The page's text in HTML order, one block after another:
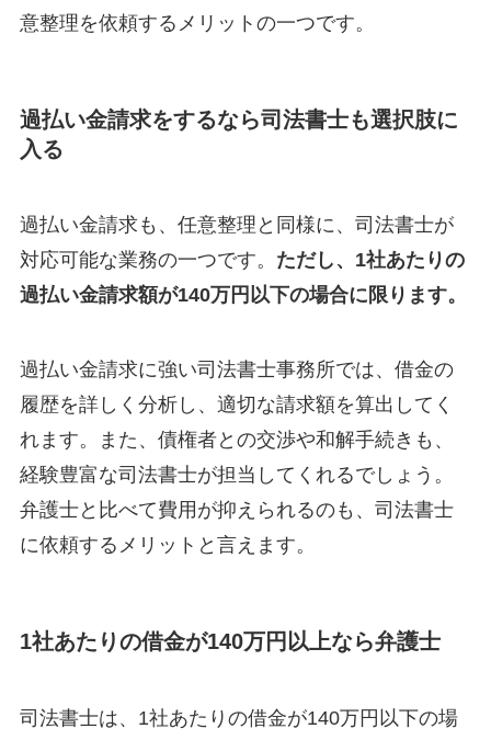
意整理を依頼するメリットの一つです。
過払い金請求をするなら司法書士も選択肢に
入る
過払い金請求も、任意整理と同様に、司法書士が
対応可能な業務の一つです。 ただし、1社あたりの
過払い金請求額が140万円以下の場合に限ります。
過払い金請求に強い司法書士事務所では、借金の
履歴を詳しく分析し、適切な請求額を算出してく
れます。また、債権者との交渉や和解手続きも、
経験豊富な司法書士が担当してくれるでしょう。
弁護士と比べて費用が抑えられるのも、司法書士
に依頼するメリットと言えます。
1社あたりの借金が140万円以上なら弁護士
司法書士は、1社あたりの借金が140万円以下の場